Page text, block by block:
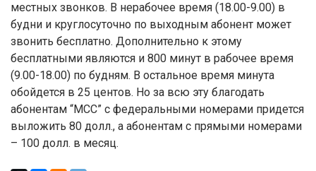
местных звонков. В нерабочее время (18.00-9.00) в
будни и круглосуточно по выходным абонент может
звонить бесплатно. Дополнительно к этому
бесплатными являются и 800 минут в рабочее время
(9.00-18.00) по будням. В остальное время минута
обойдется в 25 центов. Но за всю эту благодать
абонентам “МСС” с федеральными номерами придется
выложить 80 долл., а абонентам с прямыми номерами
– 100 долл. в месяц.